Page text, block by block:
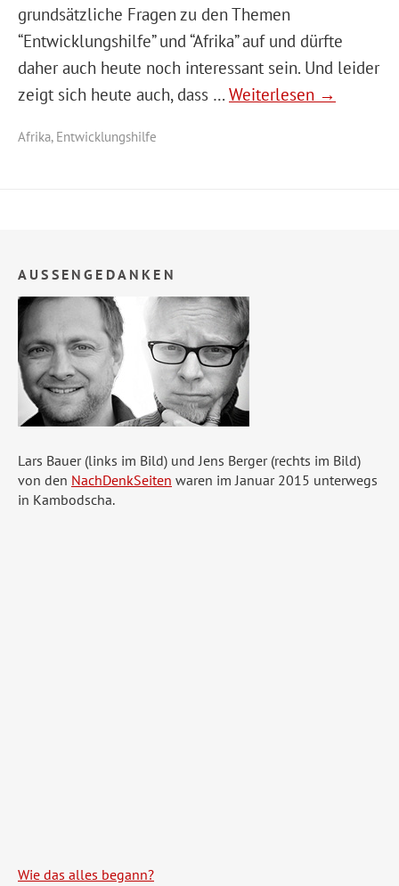
grundsätzliche Fragen zu den Themen
“Entwicklungshilfe” und “Afrika” auf und dürfte
daher auch heute noch interessant sein. Und leider
zeigt sich heute auch, dass … Weiterlesen →
Afrika, Entwicklungshilfe
AUSSENGEDANKEN
Lars Bauer (links im Bild) und Jens Berger (rechts im Bild)
von den NachDenkSeiten waren im Januar 2015 unterwegs
in Kambodscha.
Wie das alles begann?